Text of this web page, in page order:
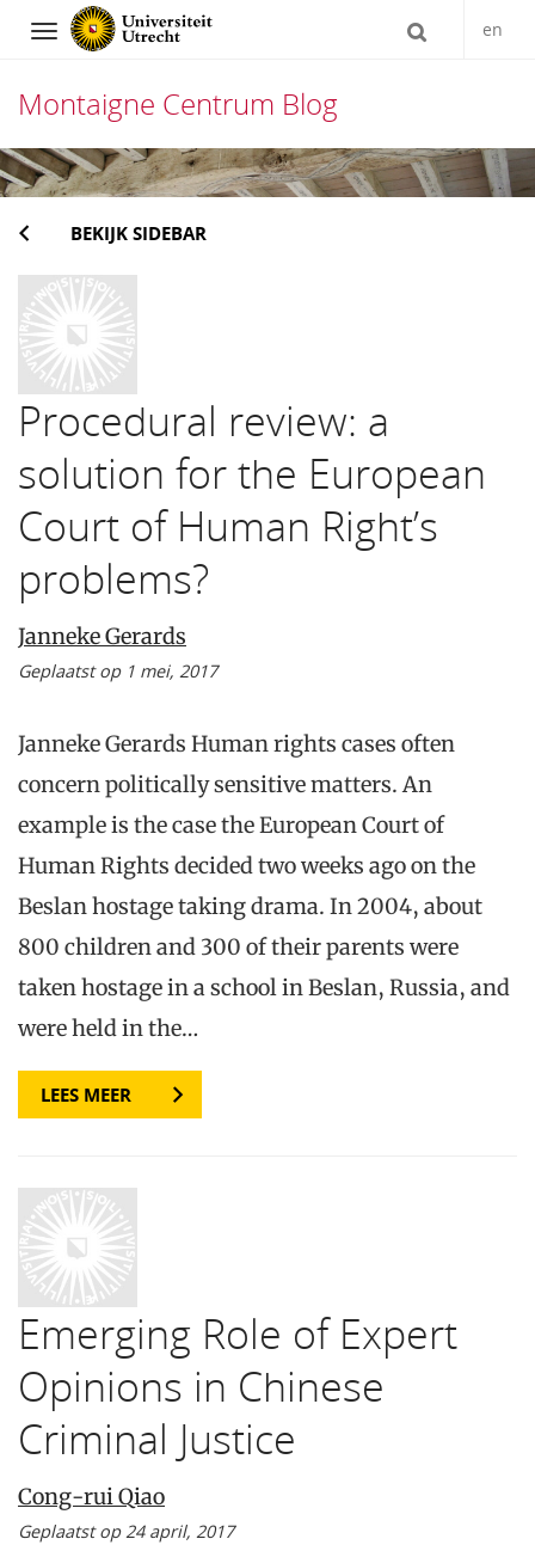
Navigation en
Montaigne Centrum Blog
Direct
het
inhoud
BEKIJK SIDEBAR
Procedural review: a
solution for the European
Court of Human Right’s
problems?
Janneke Gerards
Geplaatst op 1 mei, 2017
Janneke Gerards Human rights cases often
concern politically sensitive matters. An
example is the case the European Court of
Human Rights decided two weeks ago on the
Beslan hostage taking drama. In 2004, about
800 children and 300 of their parents were
taken hostage in a school in Beslan, Russia, and
were held in the…
LEES MEER
Emerging Role of Expert
Opinions in Chinese
Criminal Justice
Cong-rui Qiao
Geplaatst op 24 april, 2017